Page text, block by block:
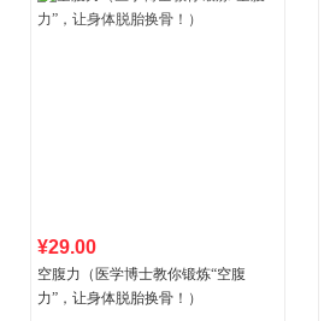
¥29.00
空腹力（医学博士教你锻炼“空腹
力”，让身体脱胎换骨！）